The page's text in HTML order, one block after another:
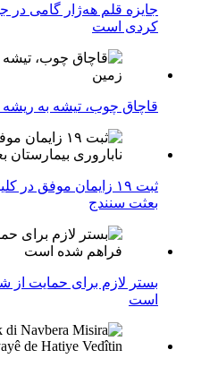
جایزه قلم هه‌ژار گامی در
کردی است
قاچاق چوب، تیشه به ریشه
ثبت ۱۹ زایمان موفق
بعثت سنندج
بستر لازم برای حمایت
است